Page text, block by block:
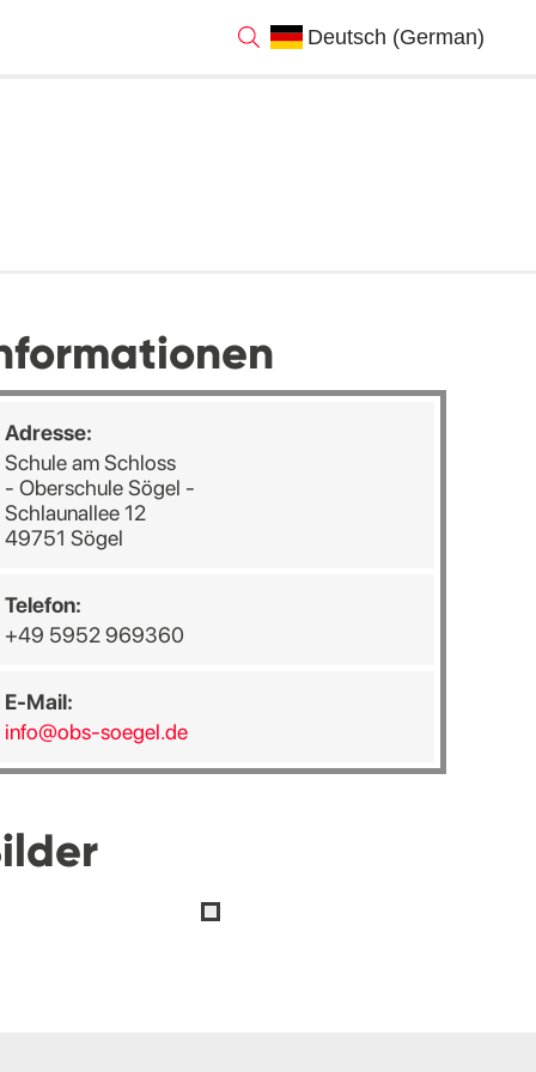
Adresse:
Schule am Schloss
- Oberschule Sögel -
Schlaunallee 12
49751 Sögel
Telefon:
+49 5952 969360
E-Mail:
info@obs-soegel.de